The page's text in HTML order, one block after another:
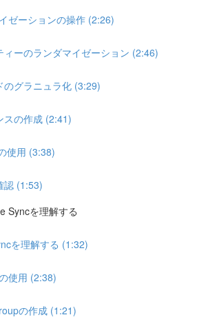
ゼーションの操作 (2:26)
ィーのランダマイゼーション (2:46)
のグラニュラ化 (3:29)
スの作成 (2:41)
使用 (3:38)
認 (1:53)
Syncを理解する
を理解する (1:32)
使用 (2:38)
の作成 (1:21)